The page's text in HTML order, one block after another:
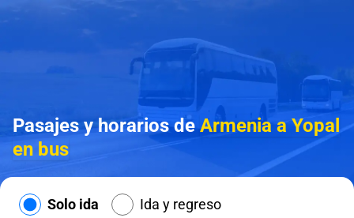
Pasajes y horarios deArmenia a Yopal
en bus
Solo ida Ida y regreso